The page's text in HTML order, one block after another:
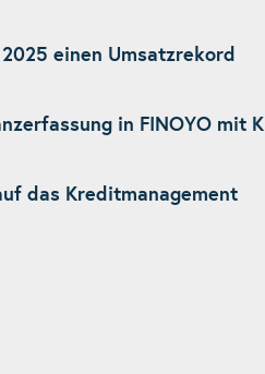
einen Umsatzrekord
in FINOYO mit KI
das Kreditmanagement